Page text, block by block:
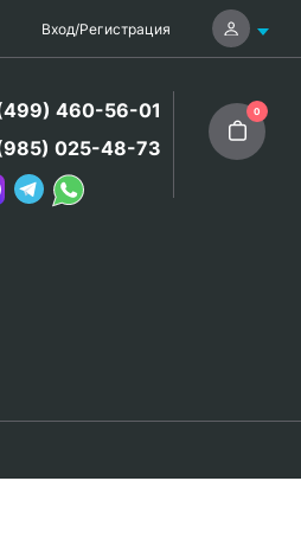
Вход/Регистрация
460-56-01
025-48-73
0